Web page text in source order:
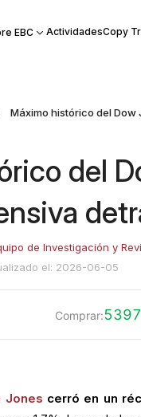
EBC ActividadesCopy
del
de Investigación y
el: 2026-06-05
Comprar:
Jones cerró en un